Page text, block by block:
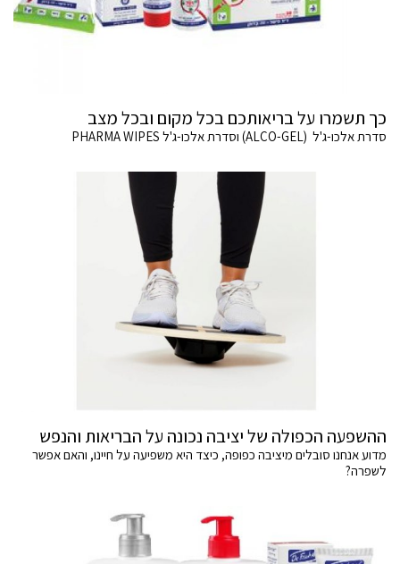
כך תשמרו על בריאותכם בכל מקום ובכל מצב
סדרת אלכו-ג'ל (ALCO-GEL) וסדרת אלכו-ג'ל PHARMA WIPES
ההשפעה הכפולה של יציבה נכונה על הבריאות והנפש
מדוע אנחנו סובלים מיציבה כפופה, כיצד היא משפיעה על חיינו, והאם אפשר
לשפרה?